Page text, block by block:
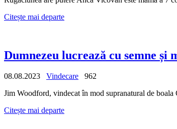
Citește mai departe
Dumnezeu lucrează cu semne și
08.08.2023 Vindecare
962
Jim Woodford, vindecat în mod supranatural de
Citește mai departe